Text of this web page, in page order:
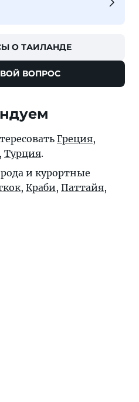
О ТАИЛАНДЕ
ВОПРОС
Греция,
, Турция.
и курортные
, Краби, Паттайя,